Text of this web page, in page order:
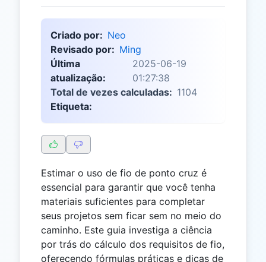
Criado por: Neo
Revisado por: Ming
Última
atualização:
2025-06-19
01:27:38
Total de vezes calculadas: 1104
Etiqueta:
Estimar o uso de fio de ponto cruz é
essencial para garantir que você tenha
materiais suficientes para completar
seus projetos sem ficar sem no meio do
caminho. Este guia investiga a ciência
por trás do cálculo dos requisitos de fio,
oferecendo fórmulas práticas e dicas de